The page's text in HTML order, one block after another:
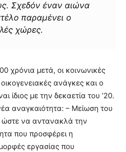
Σχεδόν έναν αιώνα
παραμένει ο
χώρες.
χρόνια μετά, οι κοινωνικές
οικογενειακές ανάγκες και ο
ίδιος με την δεκαετία του ’20.
αναγκαιότητα: – Μείωση του
να αντανακλά την
που προσφέρει η
εργασίας που